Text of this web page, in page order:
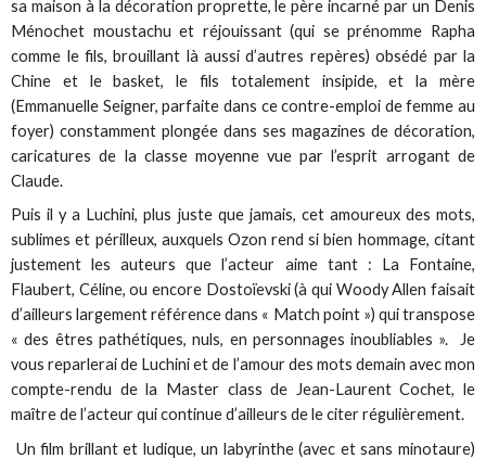
sa maison à la décoration proprette, le père incarné par un Denis
Ménochet moustachu et réjouissant (qui se prénomme Rapha
comme le fils, brouillant là aussi d’autres repères) obsédé par la
Chine et le basket, le fils totalement insipide, et la mère
(Emmanuelle Seigner, parfaite dans ce contre-emploi de femme au
foyer) constamment plongée dans ses magazines de décoration,
caricatures de la classe moyenne vue par l’esprit arrogant de
Claude.
Puis il y a Luchini, plus juste que jamais, cet amoureux des mots,
sublimes et périlleux, auxquels Ozon rend si bien hommage, citant
justement les auteurs que l’acteur aime tant : La Fontaine,
Flaubert, Céline, ou encore Dostoïevski (à qui Woody Allen faisait
d’ailleurs largement référence dans « Match point ») qui transpose
« des êtres pathétiques, nuls, en personnages inoubliables ». Je
vous reparlerai de Luchini et de l’amour des mots demain avec mon
compte-rendu de la Master class de Jean-Laurent Cochet, le
maître de l’acteur qui continue d’ailleurs de le citer régulièrement.
Un film brillant et ludique, un labyrinthe (avec et sans minotaure)